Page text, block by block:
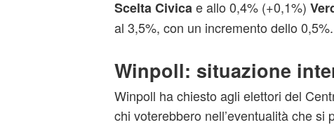
Scelta Civica e allo 0,4% (+0,1%)
al 3,5%, con un incremento dello 0,5%.
Winpoll: situazione
Winpoll ha chiesto agli elettori del
chi voterebbero nell’eventualità che si